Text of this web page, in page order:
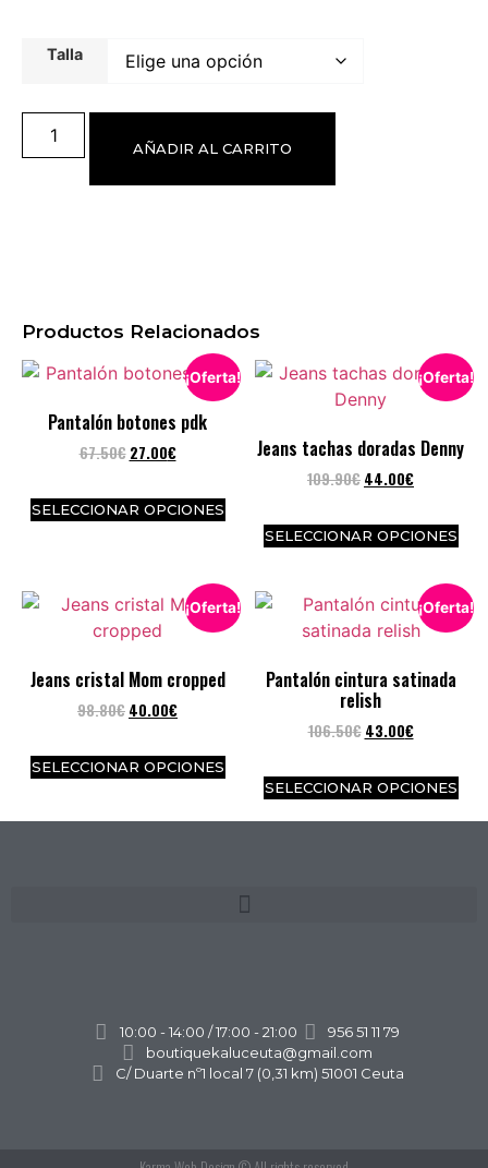
Talla
AÑADIR AL CARRITO
Productos Relacionados
¡Oferta!
Pantalón botones pdk
67.50€ 27.00€
SELECCIONAR OPCIONES
¡Oferta!
Jeans tachas doradas Denny
109.90€ 44.00€
SELECCIONAR OPCIONES
¡Oferta!
Jeans cristal Mom cropped
98.80€ 40.00€
SELECCIONAR OPCIONES
¡Oferta!
Pantalón cintura satinada
relish
106.50€ 43.00€
SELECCIONAR OPCIONES
10:00 - 14:00 / 17:00 - 21:00
956 51 11 79
boutiquekaluceuta@gmail.com
C/ Duarte nº1 local 7 (0,31 km) 51001 Ceuta